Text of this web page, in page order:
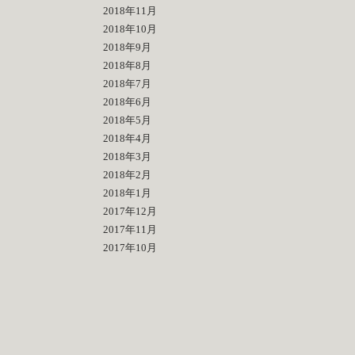
2018年11月
2018年10月
2018年9月
2018年8月
2018年7月
2018年6月
2018年5月
2018年4月
2018年3月
2018年2月
2018年1月
2017年12月
2017年11月
2017年10月